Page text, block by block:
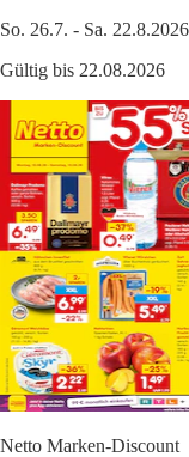
So. 26.7. - Sa. 22.8.2026
Gültig bis 22.08.2026
Netto Marken-Discount